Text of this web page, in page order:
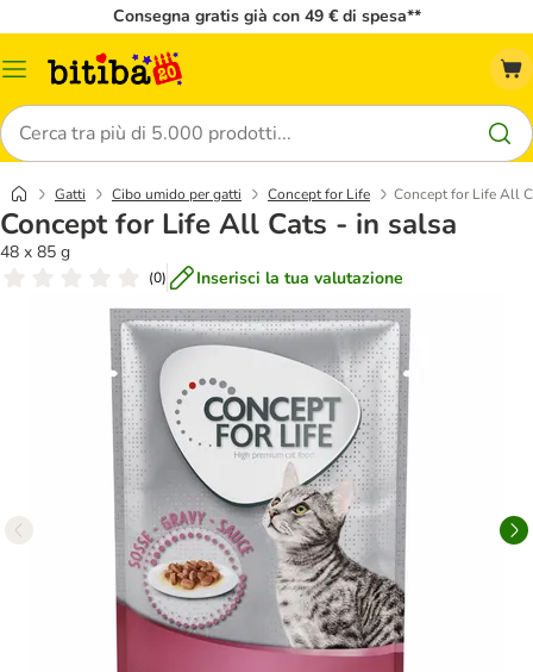
Consegna gratis già con 49 € di spesa**
Overview
Cerca
Gatti Cibo umido per gatti Concept for Life Concept for Life All
Concept for Life All Cats - in salsa
48 x 85 g
(0) Inserisci la tua valutazione